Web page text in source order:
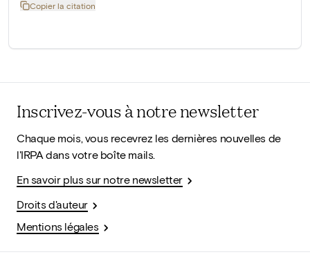
Copier la citation
Inscrivez-vous à notre newsletter
Chaque mois, vous recevrez les dernières nouvelles de
l'IRPA dans votre boîte mails.
En savoir plus sur notre newsletter
Droits d'auteur
Mentions légales